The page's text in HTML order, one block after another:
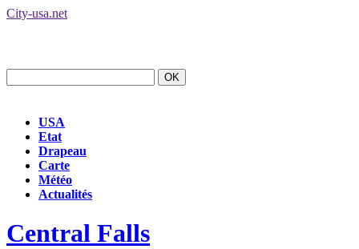
City-usa.net
USA
Etat
Drapeau
Carte
Météo
Actualités
Central Falls